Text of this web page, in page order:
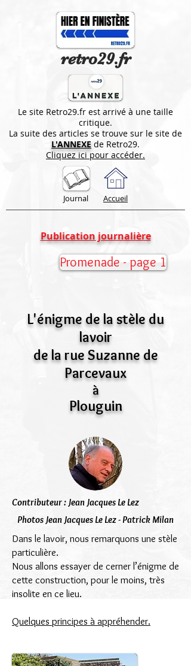
retro29.fr
Le site Retro29.fr est arrivé à une taille
critique.
La suite des articles se trouve sur le site de
L'ANNEXE de Retro29.
Cliquez ici pour accéder.
Journal Accueil
Publication journalière
L'énigme de la stèle du
lavoir
de la rue Suzanne de
Parcevaux
à
Plouguin
Promenade - page 1
Contributeur : Jean Jacques Le Lez
Photos Jean Jacques Le Lez - Patrick Milan
Dans le lavoir, nous remarquons une stèle
particulière.
Nous allons essayer de cerner l’énigme de
cette construction, pour le moins, très
insolite en ce lieu.
Quelques principes à appréhender.